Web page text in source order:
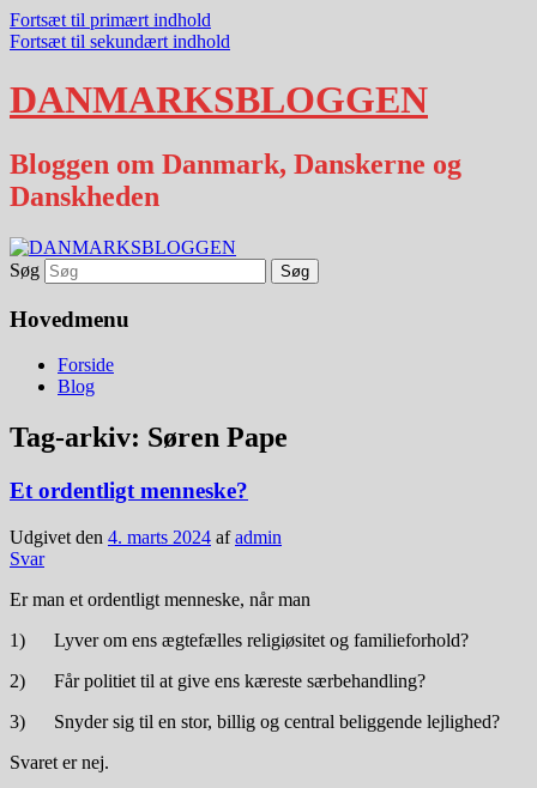
Fortsæt til primært indhold
Fortsæt til sekundært indhold
DANMARKSBLOGGEN
Bloggen om Danmark, Danskerne og
Danskheden
Søg
Hovedmenu
Forside
Blog
Tag-arkiv: Søren Pape
Et ordentligt menneske?
Udgivet den 4. marts 2024 afadmin
Svar
Er man et ordentligt menneske, når man
1) Lyver om ens ægtefælles religiøsitet og familieforhold?
2) Får politiet til at give ens kæreste særbehandling?
3) Snyder sig til en stor, billig og central beliggende lejlighed?
Svaret er nej.